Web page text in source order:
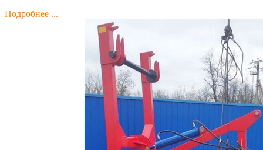
Подробнее ...